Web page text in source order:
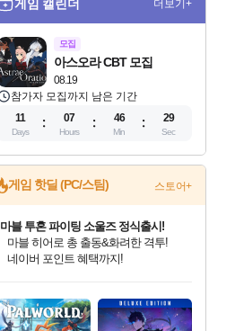
게임 캘린더 더보기+
모집
08.19
아스오라 CBT 모집
참가자 모집까지 남은 기간
11
Days
07
Hours
46
Min
28
Sec
게임 핫딜 (PC/스팀) 스토어+
최대 90% 할인가를 만나보세요!
네이버혜택과 함께 만나보세요!
50%할인&추가 적립까지!
마블 투혼 파이팅 소울즈 정식출시!
마블 히어로 총 출동&화려한 격투!
네이버 포인트 혜택까지!
이니&베니 혜택까지!
네이버 혜택가와 함께 예약하세요!
할인&네이버혜택으로 만나보세요!
네이버페이 혜택과 만나보세요!
40주년 프로모션으로 만나보세요!
할인가에 만나보세요!
일부 에디션 상시 할인!
혜택으로 예약 판매 중
편안하게 충전하세요